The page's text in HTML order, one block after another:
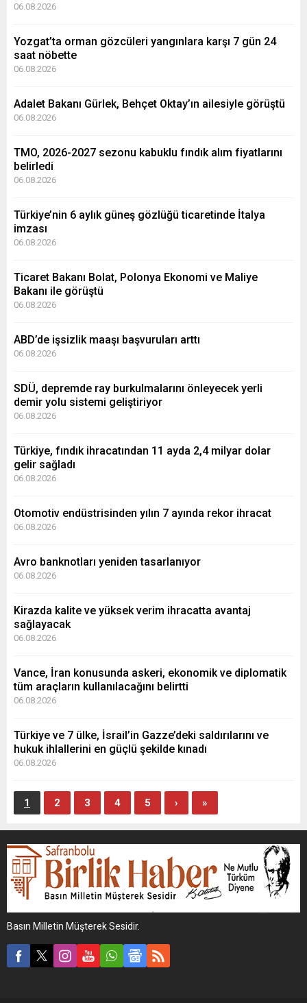
06.08.2026
Yozgat’ta orman gözcüleri yangınlara karşı 7 gün 24
saat nöbette
06.08.2026
Adalet Bakanı Gürlek, Behçet Oktay’ın ailesiyle görüştü
06.08.2026
TMO, 2026-2027 sezonu kabuklu fındık alım fiyatlarını
belirledi
06.08.2026
Türkiye’nin 6 aylık güneş gözlüğü ticaretinde İtalya
imzası
06.08.2026
Ticaret Bakanı Bolat, Polonya Ekonomi ve Maliye
Bakanı ile görüştü
06.08.2026
ABD’de işsizlik maaşı başvuruları arttı
06.08.2026
SDÜ, depremde ray burkulmalarını önleyecek yerli
demir yolu sistemi geliştiriyor
06.08.2026
Türkiye, fındık ihracatından 11 ayda 2,4 milyar dolar
gelir sağladı
06.08.2026
Otomotiv endüstrisinden yılın 7 ayında rekor ihracat
06.08.2026
Avro banknotları yeniden tasarlanıyor
06.08.2026
Kirazda kalite ve yüksek verim ihracatta avantaj
sağlayacak
06.08.2026
Vance, İran konusunda askeri, ekonomik ve diplomatik
tüm araçların kullanılacağını belirtti
06.08.2026
Türkiye ve 7 ülke, İsrail’in Gazze’deki saldırılarını ve
hukuk ihlallerini en güçlü şekilde kınadı
06.08.2026
1 2 3 4 5 › »
Basın Milletin Müşterek Sesidir.